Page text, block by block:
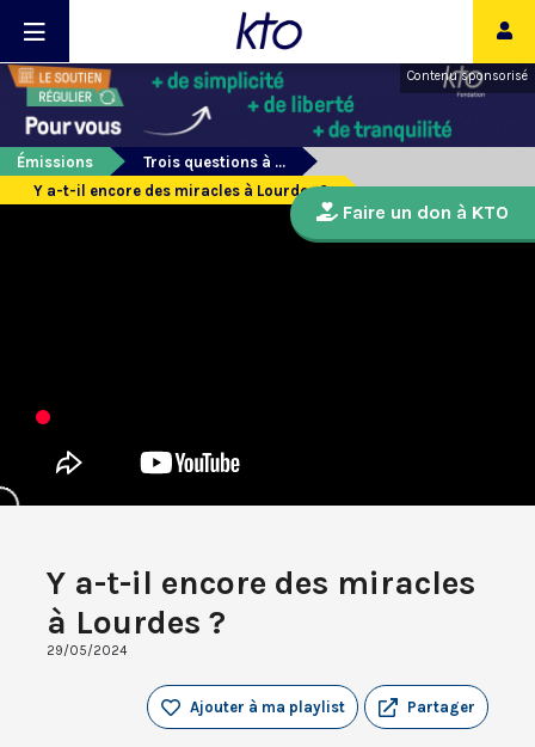
Contenu sponsorisé
Émissions
Trois questions à ...
Y a-t-il encore des miracles à Lourdes ?
Y a-t-il encore des miracles
à Lourdes ?
29/05/2024
Partager
Ajouter à ma playlist
Faire un don à KTO